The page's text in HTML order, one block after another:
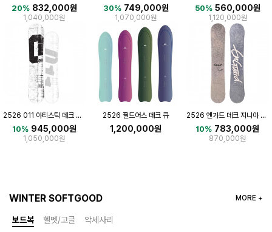
20% 832,000원
1,040,000원
30% 749,000원
1,070,000원
50% 560,000원
1,120,000원
2526 011 아티스틱 데크 제로 와이드 스핀
10% 945,000원
1,050,000원
2526 필드어스 데크 큐
1,200,000원
2526 엔가드 데크 지니아 더블 캠버
10% 783,000원
870,000원
WINTER SOFTGOOD MORE +
보드복 헬멧/고글 악세사리